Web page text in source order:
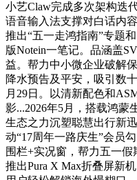
小艺Claw完成多次架构迭
语音输入法支撑对白话内
推出“五一走鸿指南”专题
版Notein一笔记。品涵盖
益。帮力中小微企业破解
降水预告及平安，吸引数
月29日。以清新配色和
影...2026年5月，搭载鸿蒙
生态之力沉塑聪慧出行新
动“17周年一路庆生”会员
围栏+实况窗，帮力五一
推出Pura X Max折叠屏新